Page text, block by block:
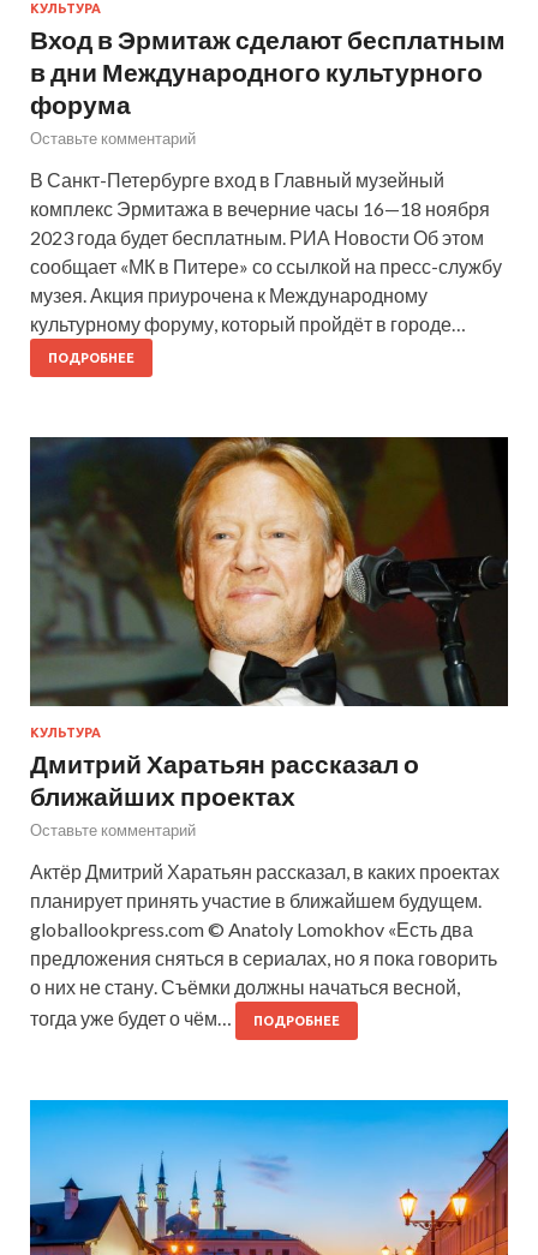
КУЛЬТУРА
Вход в Эрмитаж сделают бесплатным
в дни Международного культурного
форума
Оставьте комментарий
В Санкт-Петербурге вход в Главный музейный
комплекс Эрмитажа в вечерние часы 16—18 ноября
2023 года будет бесплатным. РИА Новости Об этом
сообщает «МК в Питере» со ссылкой на пресс-службу
музея. Акция приурочена к Международному
культурному форуму, который пройдёт в городе…
ПОДРОБНЕЕ
КУЛЬТУРА
Дмитрий Харатьян рассказал о
ближайших проектах
Оставьте комментарий
Актёр Дмитрий Харатьян рассказал, в каких проектах
планирует принять участие в ближайшем будущем.
globallookpress.com © Anatoly Lomokhov «Есть два
предложения сняться в сериалах, но я пока говорить
о них не стану. Съёмки должны начаться весной,
тогда уже будет о чём…
ПОДРОБНЕЕ